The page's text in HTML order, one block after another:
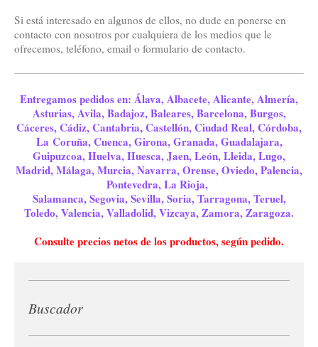
Si está interesado en algunos de ellos, no dude en ponerse en
contacto con nosotros por cualquiera de los medios que le
ofrecemos, teléfono, email o formulario de contacto.
Entregamos pedidos en: Álava, Albacete, Alicante, Almería,
Asturias, Avila, Badajoz, Baleares, Barcelona, Burgos,
Cáceres, Cádiz, Cantabria, Castellón, Ciudad Real, Córdoba,
La Coruña, Cuenca, Girona, Granada, Guadalajara,
Guipuzcoa, Huelva, Huesca, Jaen, León, Lleida, Lugo,
Madrid, Málaga, Murcia, Navarra, Orense, Oviedo, Palencia,
Pontevedra, La Rioja,
Salamanca, Segovia, Sevilla, Soria, Tarragona, Teruel,
Toledo, Valencia, Valladolid, Vizcaya, Zamora, Zaragoza.
Consulte precios netos de los productos, según pedido.
Buscador